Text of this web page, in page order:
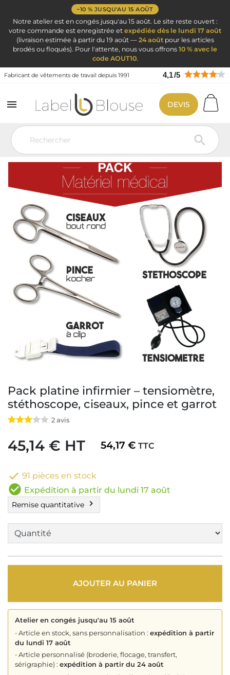
−10 % JUSQU'AU 15 AOÛT
Notre atelier est en congés jusqu'au 15 août. Le site reste ouvert :
votre commande est enregistrée et expédiée dès le lundi 17 août
(livraison estimée à partir du 19 août — 24 aoûtpour les articles
brodés ou floqués). Pour l'attente, nous vous offrons 10 % avec le
code AOUT10.
Fabricant de vêtements de travail depuis 1991 4,1/5


DEVIS
Vêtement de travail
Ciseaux infirmière pince Kocher et accessoires
stéthoscope, ciseaux et garrot
Pack platine infirmier – tensiomètre,
stéthoscope, ciseaux, pince et garrot
2avis
45,14 € HT 54,17 € TTC
 91 pièces en stock
check_circle Expédition à partir du lundi 17 août
Remise quantitative chevron_right
AJOUTER AU PANIER
Atelier en congés jusqu'au 15 août
•Article en stock, sans personnalisation : expédition à partir
du lundi 17 août
•Article personnalisé (broderie, flocage, transfert,
sérigraphie) : expédition à partir du 24 août